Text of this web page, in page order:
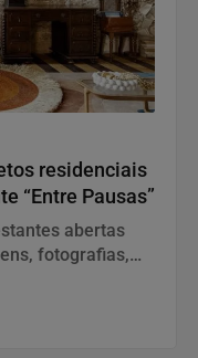
residenciais
“Entre Pausas”
abertas
fotografias,